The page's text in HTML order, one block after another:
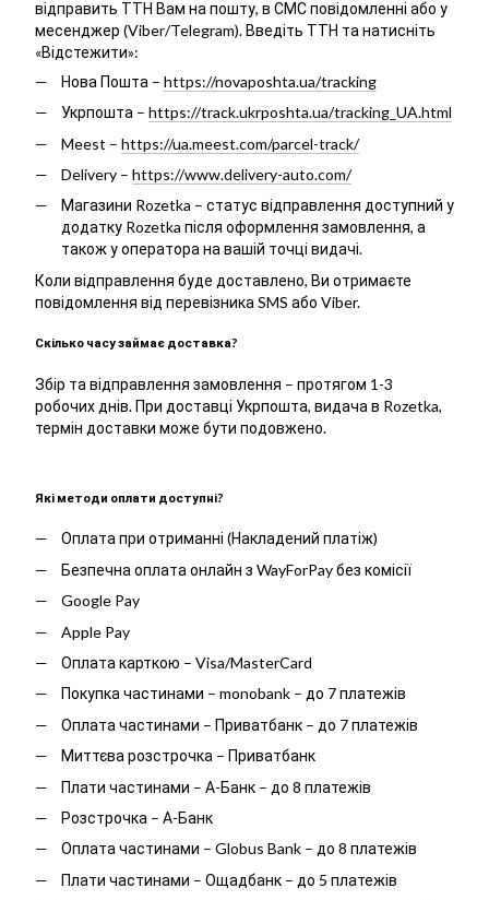
відправить ТТН Вам на пошту, в СМС повідомленні або у
месенджер (Viber/Telegram). Введіть ТТН та натисніть
«Відстежити»:
Нова Пошта – https://novaposhta.ua/tracking
Укрпошта – https://track.ukrposhta.ua/tracking_UA.html
Meest – https://ua.meest.com/parcel-track/
Delivery – https://www.delivery-auto.com/
Магазини Rozetka – статус відправлення доступний у
додатку Rozetka після оформлення замовлення, а
також у оператора на вашій точці видачі.
Коли відправлення буде доставлено, Ви отримаєте
повідомлення від перевізника SMS або Viber.
Скілько часу займає доставка?
Збір та відправлення замовлення – протягом 1-3
робочих днів. При доставці Укрпошта, видача в Rozetka,
термін доставки може бути подовжено.
Які методи оплати доступні?
Оплата при отриманні (Накладений платіж)
Безпечна оплата онлайн з WayForPay без комісії
Google Pay
Apple Pay
Оплата карткою – Visa/MasterCard
Покупка частинами – monobank – до 7 платежів
Оплата частинами – Приватбанк – до 7 платежів
Миттєва розстрочка – Приватбанк
Плати частинами – А-Банк – до 8 платежів
Розстрочка – А-Банк
Оплата частинами – Globus Bank – до 8 платежів
Плати частинами – Ощадбанк – до 5 платежів